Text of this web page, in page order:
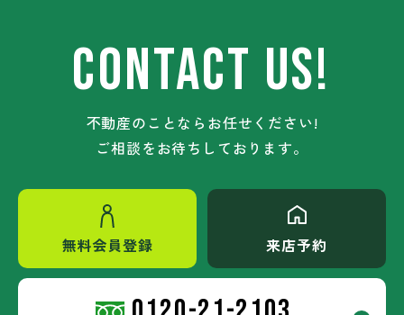
CONTACT US!
不動産のことならお任せください!
ご相談をお待ちしております。
無料会員登録 来店予約